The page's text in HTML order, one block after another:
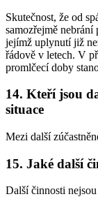
Skutečnost, že od
samozřejmě
jejímž uplynutí již
řádově v letech. V
promlčecí doby
14. Kteří jsou
situace
Mezi další
15. Jaké další
Další činnosti nejsou